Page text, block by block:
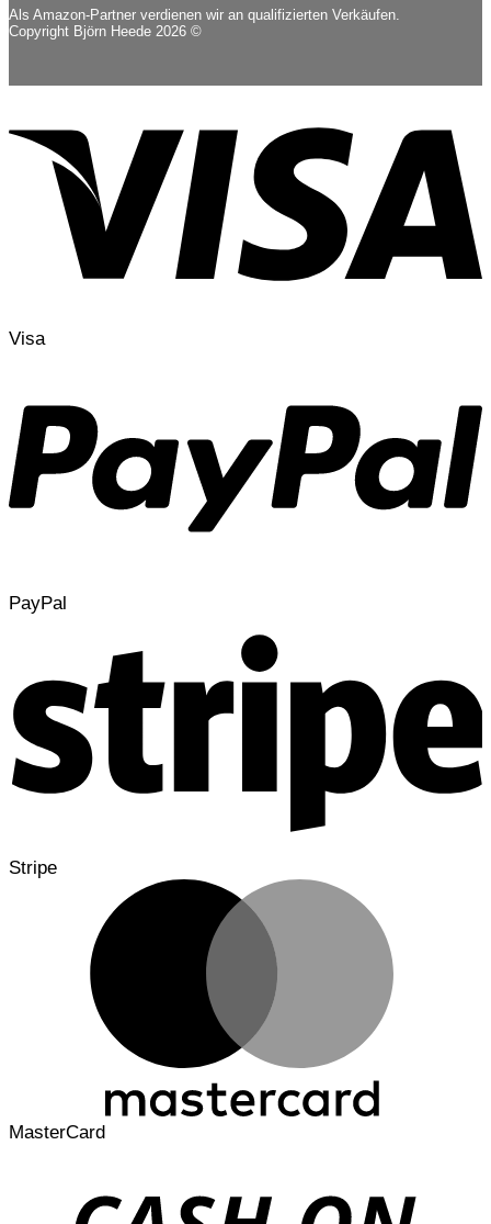
Als Amazon-Partner verdienen wir an qualifizierten Verkäufen.
Copyright Björn Heede 2026 ©
Visa
PayPal
Stripe
MasterCard